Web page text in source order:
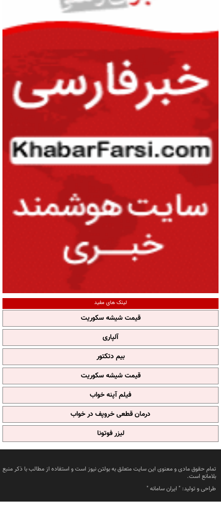
لینک های مفید
قیمت شیشه سکوریت
آلپاری
بیم دتکتور
قیمت شیشه سکوریت
فیلم آپنه خواب
درمان قطعی خروپف در خواب
لیزر فوتونا
تمام حقوق مادی و معنوی این سایت متعلق به بولتن نیوز است و استفاده از مطالب با ذکر منبع
بلامانع است.
طراحی و تولید: " ایران سامانه"